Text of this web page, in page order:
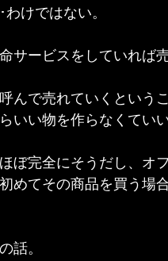
わけではない。
サービスをしていれば
んで売れていくという
いい物を作らなくてい
ぼ完全にそうだし、オ
めてその商品を買う場
話。